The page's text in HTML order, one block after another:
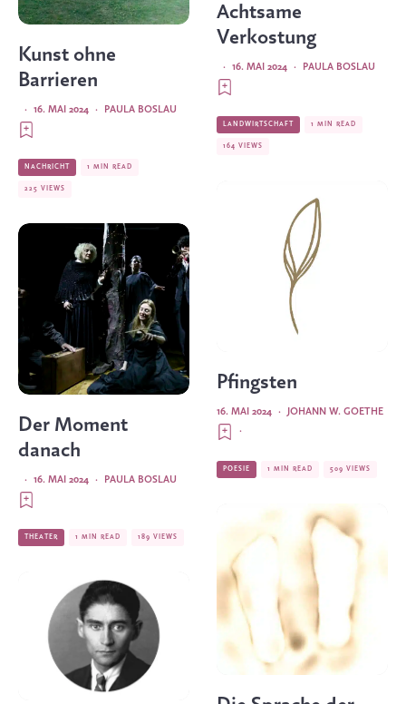
Kunst ohne
Barrieren
PAULA BOSLAU
·
16. MAI 2024
·
NACHRICHT 1 MIN READ
225 VIEWS
Der Moment
danach
PAULA BOSLAU
·
16. MAI 2024
·
THEATER 1 MIN READ 189 VIEWS
Achtsame
Verkostung
PAULA BOSLAU
·
16. MAI 2024
·
LANDWIRTSCHAFT 1 MIN READ
164 VIEWS
Pfingsten
JOHANN W. GOETHE
·
16. MAI 2024
·
POESIE 1 MIN READ 509 VIEWS